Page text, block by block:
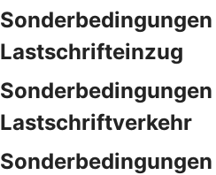
Lastschrifteinzug
Lastschriftverkehr